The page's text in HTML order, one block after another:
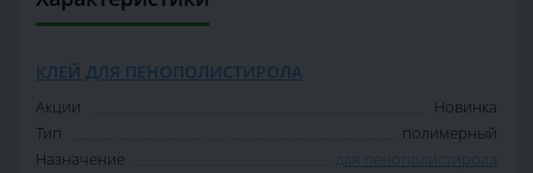
КЛЕЙ ДЛЯ ПЕНОПОЛИСТИРОЛА
Акции
Новинка
Тип
полимерный
Назначение
для пенополистирола